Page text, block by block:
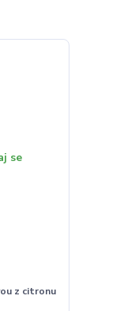
z citronu